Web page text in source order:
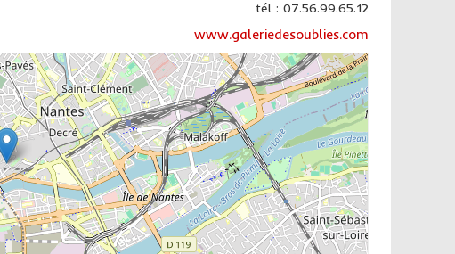
tél : 07.56.99.65.12
www.galeriedesoublies.com